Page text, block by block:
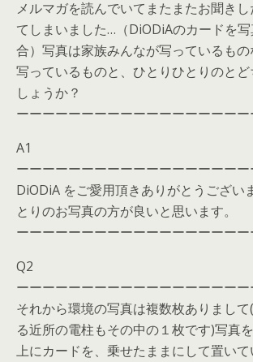
メルマガを読んでいてまたまたお聞き
てしまいました…（DiODiAのカードを
合）写真は家族みんなが写っているも
写っているものと、ひとりひとりのと
しょうか？
ーーーーーーーーーーーーーーーーーー
A1
ーーーーーーーーーーーーーーーーーー
DiODiA をご愛用頂きありがとうござい
とりのお写真の方が良いと思います。
ーーーーーーーーーーーーーーーーーー
Q2
ーーーーーーーーーーーーーーーーーー
それから環境の写真は複数枚ありまし
る近所の電柱もその中の１枚です)写真
上にカードを、乗せたままにして置いて